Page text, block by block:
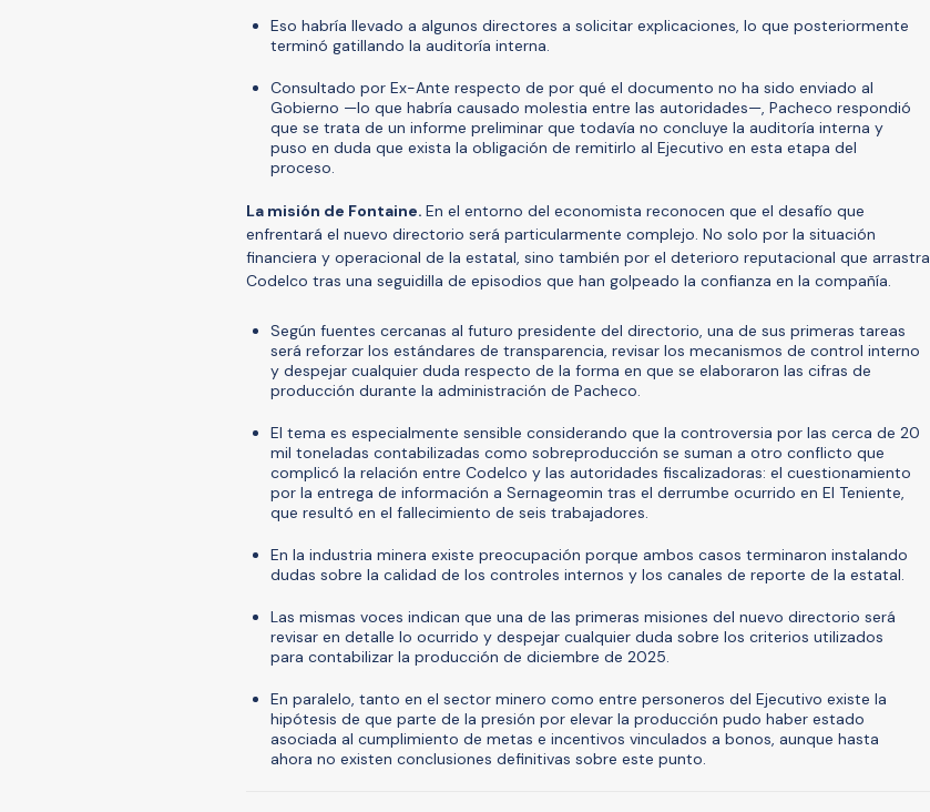
Eso habría llevado a algunos directores a solicitar explicaciones, lo que posteriormente
terminó gatillando la auditoría interna.
Consultado por Ex-Ante respecto de por qué el documento no ha sido enviado al
Gobierno —lo que habría causado molestia entre las autoridades—, Pacheco respondió
que se trata de un informe preliminar que todavía no concluye la auditoría interna y
puso en duda que exista la obligación de remitirlo al Ejecutivo en esta etapa del
proceso.
La misión de Fontaine. En el entorno del economista reconocen que el desafío que
enfrentará el nuevo directorio será particularmente complejo. No solo por la situación
financiera y operacional de la estatal, sino también por el deterioro reputacional que arrastra
Codelco tras una seguidilla de episodios que han golpeado la confianza en la compañía.
Según fuentes cercanas al futuro presidente del directorio, una de sus primeras tareas
será reforzar los estándares de transparencia, revisar los mecanismos de control interno
y despejar cualquier duda respecto de la forma en que se elaboraron las cifras de
producción durante la administración de Pacheco.
El tema es especialmente sensible considerando que la controversia por las cerca de 20
mil toneladas contabilizadas como sobreproducción se suman a otro conflicto que
complicó la relación entre Codelco y las autoridades fiscalizadoras: el cuestionamiento
por la entrega de información a Sernageomin tras el derrumbe ocurrido en El Teniente,
que resultó en el fallecimiento de seis trabajadores.
En la industria minera existe preocupación porque ambos casos terminaron instalando
dudas sobre la calidad de los controles internos y los canales de reporte de la estatal.
Las mismas voces indican que una de las primeras misiones del nuevo directorio será
revisar en detalle lo ocurrido y despejar cualquier duda sobre los criterios utilizados
para contabilizar la producción de diciembre de 2025.
En paralelo, tanto en el sector minero como entre personeros del Ejecutivo existe la
hipótesis de que parte de la presión por elevar la producción pudo haber estado
asociada al cumplimiento de metas e incentivos vinculados a bonos, aunque hasta
ahora no existen conclusiones definitivas sobre este punto.